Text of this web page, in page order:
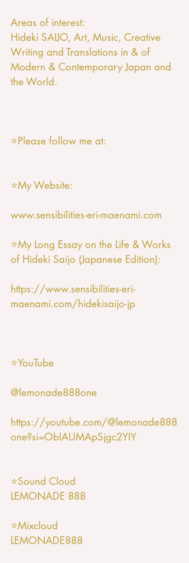
Areas of interest:
Hideki SAIJO, Art, Music, Creative
Writing and Translations in & of
Modern & Contemporary Japan and
the World.
⭐️Please follow me at:
⭐️My Website:
www.sensibilities-eri-maenami.com
⭐️My Long Essay on the Life & Works
of Hideki Saijo (Japanese Edition):
https://www.sensibilities-eri-
maenami.com/hidekisaijo-jp
⭐️YouTube
@lemonade888one
https://youtube.com/@lemonade888
one?si=OblAUMApSjgc2YIY
⭐️Sound Cloud
LEMONADE 888
⭐️Mixcloud
LEMONADE888